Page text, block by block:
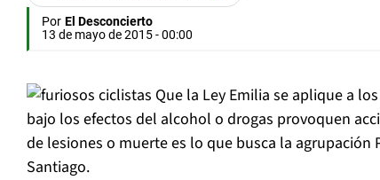
Por El Desconcierto
13 de mayo de 2015 - 00:00
Que la Ley Emilia se aplique a
bajo los efectos del alcohol o drogas provoquen
de lesiones o muerte es lo que busca la agrupación
Santiago.